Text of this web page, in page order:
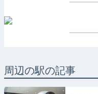
周辺の駅の記事